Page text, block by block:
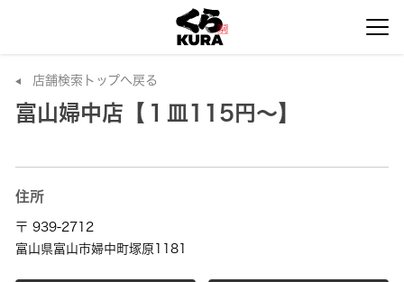
店舗検索トップへ戻る
富山婦中店【１皿115円～】
住所
〒 939-2712
富山県富山市婦中町塚原1181